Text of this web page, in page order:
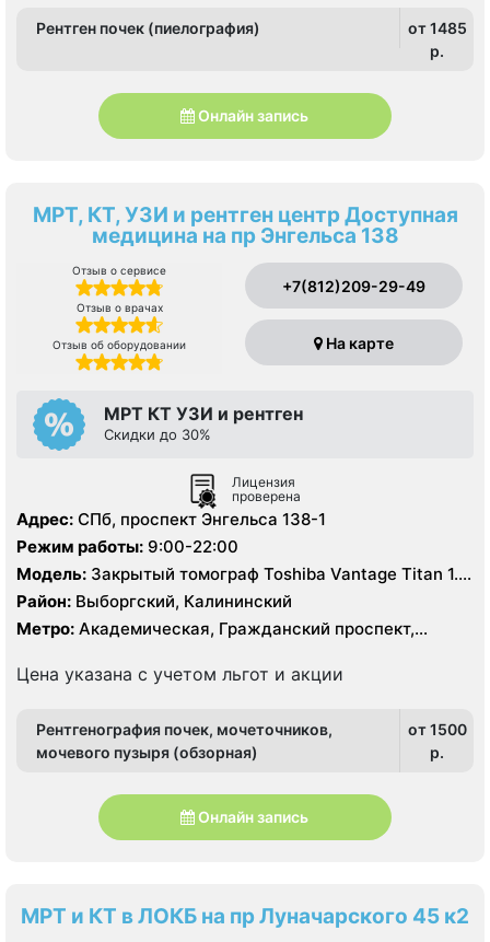
Рентген почек (пиелография)
от 1485
p.
Онлайн запись
МРТ, КТ, УЗИ и рентген центр Доступная
медицина на пр Энгельса 138
Отзыв о сервисе
Отзыв о врачах
Отзыв об оборудовании
+7(812)209-29-49
На карте
МРТ КТ УЗИ и рентген
Скидки до 30%
Лицензия
проверена
Адрес: СПб, проспект Энгельса 138-1
Режим работы: 9:00-22:00
Модель: Закрытый томограф Toshiba Vantage Titan 1.5
Тесла, КТ Toshiba Aquilion CX 64 среза, УЗИ
экспертного класса, рентген
Район: Выборгский, Калининский
Метро: Академическая, Гражданский проспект,
Политехническая, Проспект Просвещения
Цена указана с учетом льгот и акции
Рентгенография почек, мочеточников,
мочевого пузыря (обзорная)
от 1500
p.
Онлайн запись
МРТ и КТ в ЛОКБ на пр Луначарского 45 к2